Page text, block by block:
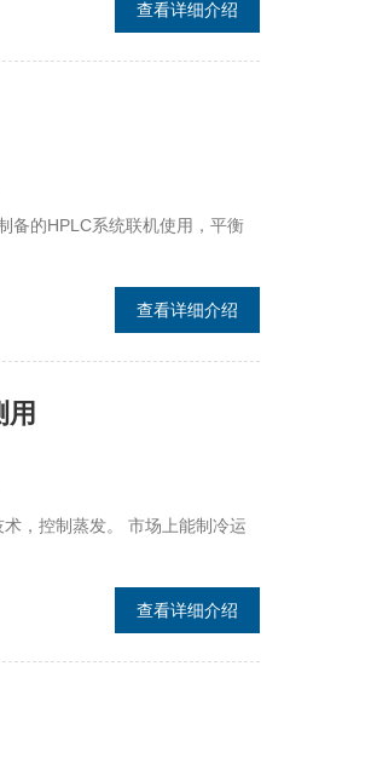
查看详细介绍
备的HPLC系统联机使用，平衡
查看详细介绍
，控制蒸发。 市场上能制冷运
查看详细介绍